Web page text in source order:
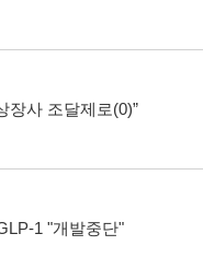
장사 조달제로(0)”
1 "개발중단"